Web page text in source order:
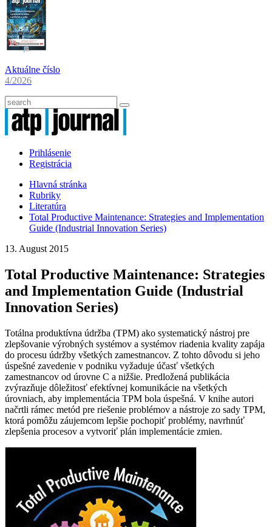
Aktuálne číslo
4/2026
Prihlásenie
Registrácia
Hlavná stránka
Rubriky
Literatúra
Total Productive Maintenance: Strategies and Implementation
Guide (Industrial Innovation Series)
13. August 2015
Total Productive Maintenance: Strategies
and Implementation Guide (Industrial
Innovation Series)
Totálna produktívna údržba (TPM) ako systematický nástroj pre
zlepšovanie výrobných systémov a systémov riadenia kvality zapája
do procesu údržby všetkých zamestnancov. Z tohto dôvodu si jeho
úspešné zavedenie v podniku vyžaduje účasť všetkých
zamestnancov od úrovne C a nižšie. Predložená publikácia
zvýrazňuje dôležitosť efektívnej komunikácie na všetkých
úrovniach, aby implementácia TPM bola úspešná. V knihe autori
načrtli rámec metód pre riešenie problémov a nástroje zo sady TPM,
ktorá pomôžu záujemcom lepšie pochopiť problémy, navrhnúť
zlepšenia procesov a vytvoriť plán implementácie zmien.